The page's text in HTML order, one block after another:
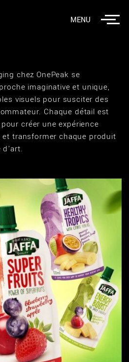
MENU
chez OnePeak se
imaginative et unique,
visuels pour susciter des
Chaque détail est
créer une expérience
et transformer chaque produit
d'art.